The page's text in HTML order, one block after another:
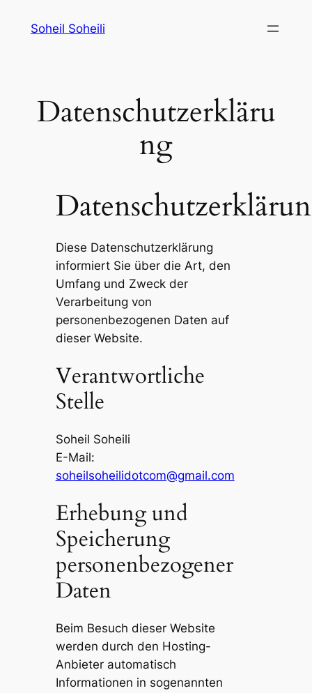
Soheil Soheili
Datenschutzerkläru
ng
Diese Datenschutzerklärung
informiert Sie über die Art, den
Umfang und Zweck der
Verarbeitung von
personenbezogenen Daten auf
dieser Website.
Verantwortliche
Stelle
Soheil Soheili
E-Mail:
soheilsoheilidotcom@gmail.com
Erhebung und
Speicherung
personenbezogener
Daten
Beim Besuch dieser Website
werden durch den Hosting-
Anbieter automatisch
Informationen in sogenannten